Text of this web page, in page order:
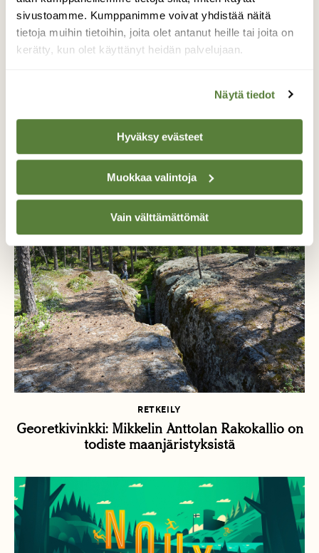
sivustoamme. Kumppanimme voivat yhdistää näitä
tietoja muihin tietoihin, joita olet antanut heille tai joita on
kerätty, kun olet käyttänyt heidän palvelujaan.
Näytä tiedot
Hyväksy evästeet
Muokkaa valintoja
Vain välttämättömät
Georetkivinkki: Pistohiekan upea hiekkaranta
houkuttelee uimaan
RETKEILY
Georetkivinkki: Mikkelin Anttolan Rakokallio on
todiste maanjäristyksistä